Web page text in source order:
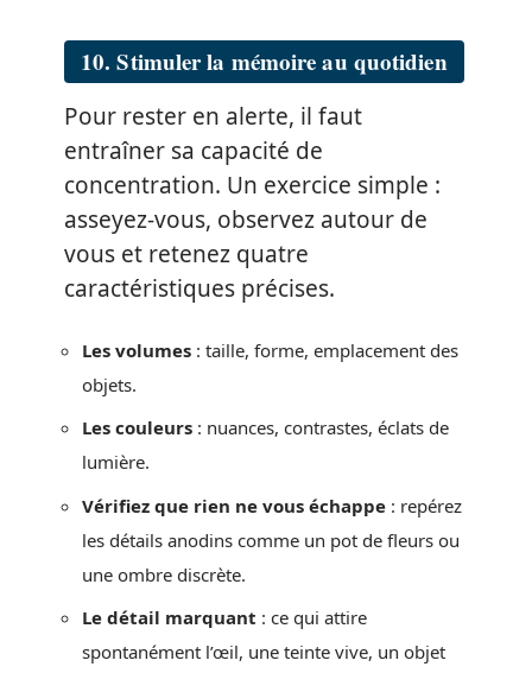
10. Stimuler la mémoire au quotidien
Pour rester en alerte, il faut
entraîner sa capacité de
concentration. Un exercice simple :
asseyez-vous, observez autour de
vous et retenez quatre
caractéristiques précises.
Les volumes : taille, forme, emplacement des
objets.
Les couleurs : nuances, contrastes, éclats de
lumière.
Vérifiez que rien ne vous échappe : repérez
les détails anodins comme un pot de fleurs ou
une ombre discrète.
Le détail marquant : ce qui attire
spontanément l’œil, une teinte vive, un objet